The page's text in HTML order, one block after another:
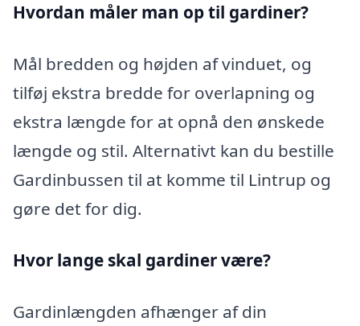
Hvordan måler man op til gardiner?
Mål bredden og højden af vinduet, og
tilføj ekstra bredde for overlapning og
ekstra længde for at opnå den ønskede
længde og stil. Alternativt kan du bestille
Gardinbussen til at komme til Lintrup og
gøre det for dig.
Hvor lange skal gardiner være?
Gardinlængden afhænger af din